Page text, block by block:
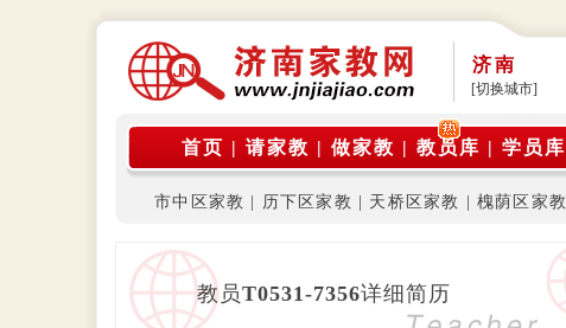
济南
[切换城市]
首页 | 请家教 | 做家教 | 教员库 | 学员库
市中区家教 历下区家教 天桥区家教 |槐荫区家教
教员T0531-7356详细简历